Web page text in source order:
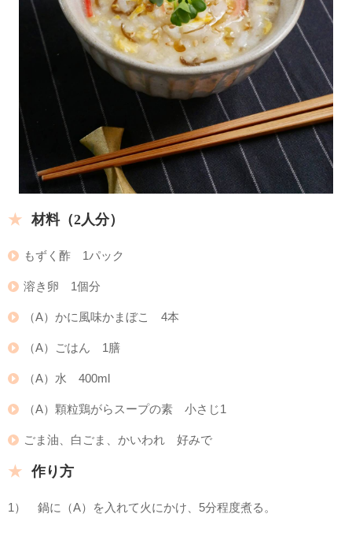
材料（2人分）
もずく酢 1パック
溶き卵 1個分
（A）かに風味かまぼこ 4本
（A）ごはん 1膳
（A）水 400ml
（A）顆粒鶏がらスープの素 小さじ1
ごま油、白ごま、かいわれ 好みで
作り方
1） 鍋に（A）を入れて火にかけ、5分程度煮る。